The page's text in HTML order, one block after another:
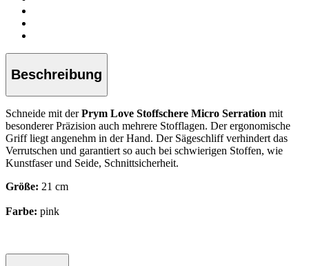
Beschreibung
Schneide mit derPrym Love Stoffschere Micro Serration mit
besonderer Präzision auch mehrere Stofflagen. Der ergonomische
Griff liegt angenehm in der Hand. Der Sägeschliff verhindert das
Verrutschen und garantiert so auch bei schwierigen Stoffen, wie
Kunstfaser und Seide, Schnittsicherheit.
Größe: 21 cm
Farbe: pink